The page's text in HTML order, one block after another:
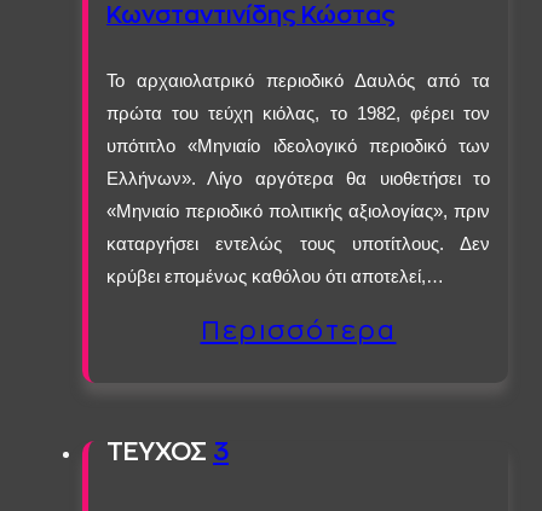
Κωνσταντινίδης Κώστας
Το αρχαιολατρικό περιοδικό Δαυλός από τα
πρώτα του τεύχη κιόλας, το 1982, φέρει τον
υπότιτλο «Μηνιαίο ιδεολογικό περιοδικό των
Ελλήνων». Λίγο αργότερα θα υιοθετήσει το
«Μηνιαίο περιοδικό πολιτικής αξιολογίας», πριν
καταργήσει εντελώς τους υποτίτλους. Δεν
κρύβει επομένως καθόλου ότι αποτελεί,…
Περισσότερα
ΤΕΥΧΟΣ 3